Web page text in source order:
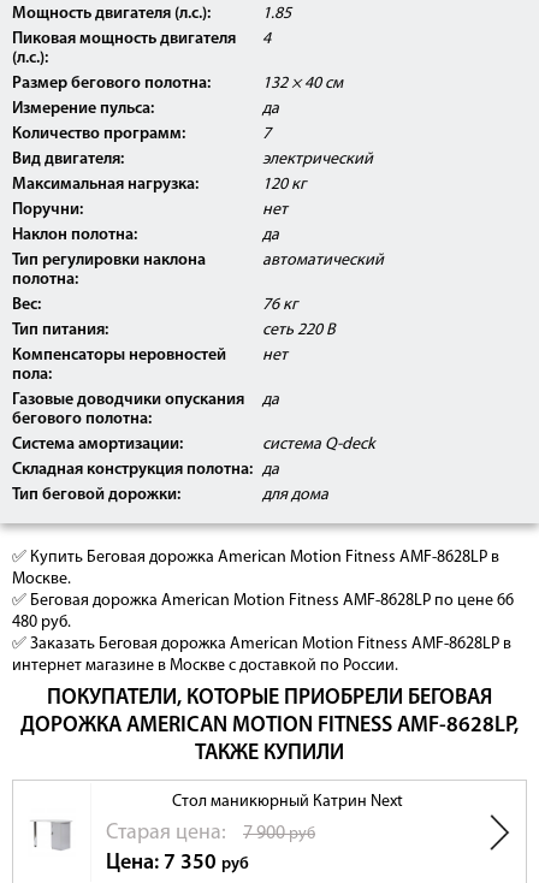
Мощность двигателя (л.с.):
1.85
Пиковая мощность двигателя
(л.с.):
4
Размер бегового полотна:
132 × 40 см
Измерение пульса:
да
Количество программ:
7
Вид двигателя:
электрический
Максимальная нагрузка:
120 кг
Поручни:
нет
Наклон полотна:
да
Тип регулировки наклона
полотна:
автоматический
Вес:
76 кг
Тип питания:
сеть 220 В
Компенсаторы неровностей
пола:
нет
Газовые доводчики опускания
бегового полотна:
да
Система амортизации:
система Q-deck
Складная конструкция полотна: да
Тип беговой дорожки:
для дома
✅ Купить Беговая дорожка American Motion Fitness AMF-8628LP в
Москве.
✅ Беговая дорожка American Motion Fitness AMF-8628LP по цене 66
480 руб.
✅ Заказать Беговая дорожка American Motion Fitness AMF-8628LP в
интернет магазине в Москве с доставкой по России.
ПОКУПАТЕЛИ, КОТОРЫЕ ПРИОБРЕЛИ БЕГОВАЯ
ДОРОЖКА AMERICAN MOTION FITNESS AMF-8628LP,
ТАКЖЕ КУПИЛИ
Стол маникюрный Катрин Next
Cтарая цена: 7 900руб
Цена: 7 350 руб